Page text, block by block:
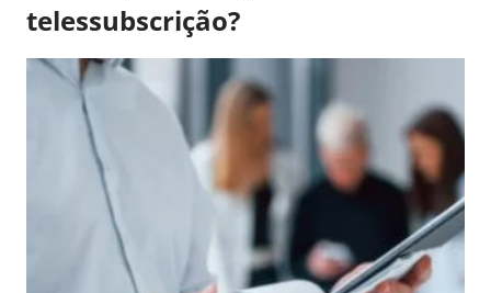
telessubscrição?